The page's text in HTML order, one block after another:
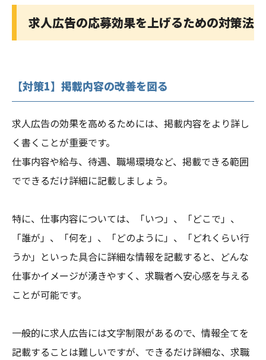
求人広告の応募効果を上げるための対策法
【対策1】掲載内容の改善を図る
求人広告の効果を高めるためには、掲載内容をより詳し
く書くことが重要です。
仕事内容や給与、待遇、職場環境など、掲載できる範囲
でできるだけ詳細に記載しましょう。
特に、仕事内容については、「いつ」、「どこで」、
「誰が」、「何を」、「どのように」、「どれくらい行
うか」といった具合に詳細な情報を記載すると、どんな
仕事かイメージが湧きやすく、求職者へ安心感を与える
ことが可能です。
一般的に求人広告には文字制限があるので、情報全てを
記載することは難しいですが、できるだけ詳細な、求職